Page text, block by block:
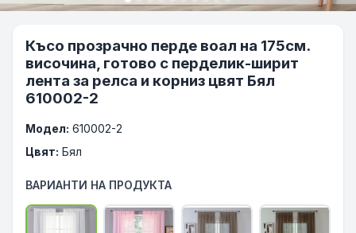
Късо прозрачно перде воал на 175см.
височина, готово с перделик-ширит
лента за релса и корниз цвят Бял
610002-2
Модел: 610002-2
Цвят: Бял
ВАРИАНТИ НА ПРОДУКТА